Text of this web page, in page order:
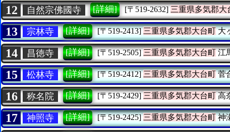
12 自然宗佛國寺 [詳細] [〒519-2632] 三重県多気郡大
13 宗林寺 [詳細] [〒519-2413] 三重県多気郡大台町大
14 昌徳寺 [詳細] [〒519-2505] 三重県多気郡大台町江
15 松林寺 [詳細] [〒519-2412] 三重県多気郡大台町菅
16 称名院 [詳細] [〒519-2429] 三重県多気郡大台町高
17 神照寺 [詳細] [〒519-2425] 三重県多気郡大台町神